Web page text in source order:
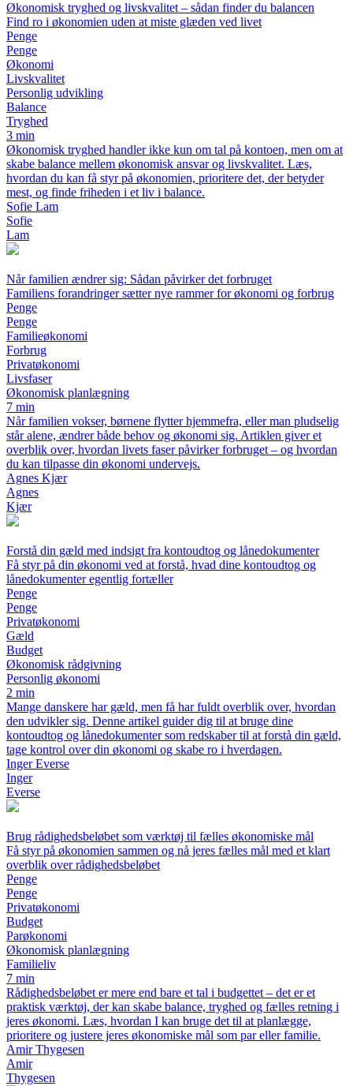
Økonomisk tryghed og livskvalitet – sådan finder du balancen
Find ro i økonomien uden at miste glæden ved livet
Penge
Penge
Økonomi
Livskvalitet
Personlig udvikling
Balance
Tryghed
3 min
Økonomisk tryghed handler ikke kun om tal på kontoen, men om at
skabe balance mellem økonomisk ansvar og livskvalitet. Læs,
hvordan du kan få styr på økonomien, prioritere det, der betyder
mest, og finde friheden i et liv i balance.
Sofie Lam
Sofie
Lam
Når familien ændrer sig: Sådan påvirker det forbruget
Familiens forandringer sætter nye rammer for økonomi og forbrug
Penge
Penge
Familieøkonomi
Forbrug
Privatøkonomi
Livsfaser
Økonomisk planlægning
7 min
Når familien vokser, børnene flytter hjemmefra, eller man pludselig
står alene, ændrer både behov og økonomi sig. Artiklen giver et
overblik over, hvordan livets faser påvirker forbruget – og hvordan
du kan tilpasse din økonomi undervejs.
Agnes Kjær
Agnes
Kjær
Forstå din gæld med indsigt fra kontoudtog og lånedokumenter
Få styr på din økonomi ved at forstå, hvad dine kontoudtog og
lånedokumenter egentlig fortæller
Penge
Penge
Privatøkonomi
Gæld
Budget
Økonomisk rådgivning
Personlig økonomi
2 min
Mange danskere har gæld, men få har fuldt overblik over, hvordan
den udvikler sig. Denne artikel guider dig til at bruge dine
kontoudtog og lånedokumenter som redskaber til at forstå din gæld,
tage kontrol over din økonomi og skabe ro i hverdagen.
Inger Everse
Inger
Everse
Brug rådighedsbeløbet som værktøj til fælles økonomiske mål
Få styr på økonomien sammen og nå jeres fælles mål med et klart
overblik over rådighedsbeløbet
Penge
Penge
Privatøkonomi
Budget
Parøkonomi
Økonomisk planlægning
Familieliv
7 min
Rådighedsbeløbet er mere end bare et tal i budgettet – det er et
praktisk værktøj, der kan skabe balance, tryghed og fælles retning i
jeres økonomi. Læs, hvordan I kan bruge det til at planlægge,
prioritere og justere jeres økonomiske mål som par eller familie.
Amir Thygesen
Amir
Thygesen